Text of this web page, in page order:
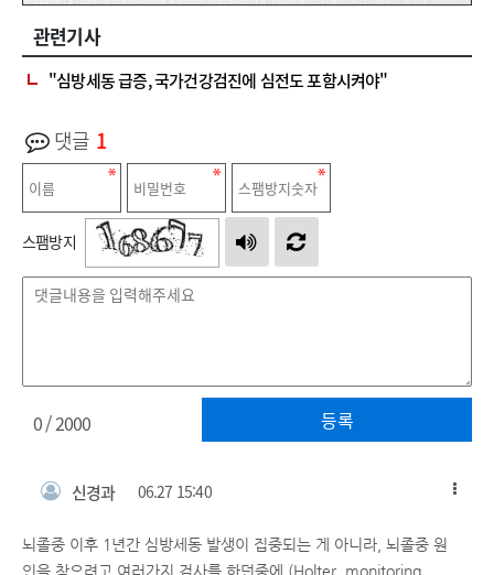
관련기사
"심방세동 급증, 국가건강검진에 심전도 포함시켜야"
댓글 1
스팸방지
등록
0/ 2000
신경과 06.27 15:40
뇌졸중 이후 1년간 심방세동 발생이 집중되는 게 아니라, 뇌졸중 원
인을 찾으려고 여러가지 검사를 하던중에 (Holter, monitoring